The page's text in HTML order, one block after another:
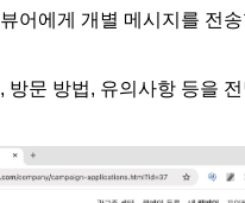
어에게 개별 메시지를 전
방문 방법, 유의사항 등을